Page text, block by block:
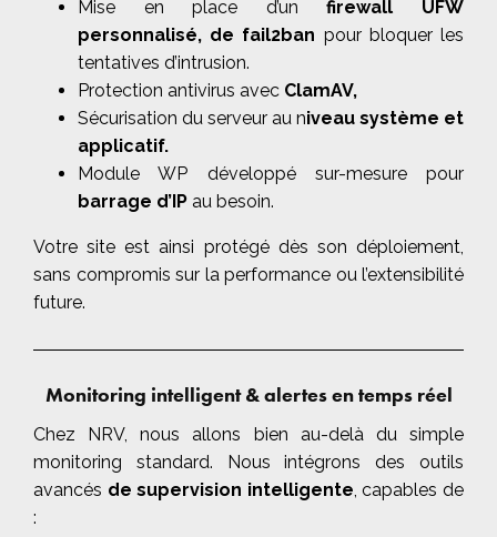
Mise en place d’un firewall UFW
personnalisé, de fail2ban pour bloquer les
tentatives d’intrusion.
Protection antivirus avec ClamAV,
Sécurisation du serveur au niveau système et
applicatif.
Module WP développé sur-mesure pour
barrage d’IP au besoin.
Votre site est ainsi protégé dès son déploiement,
sans compromis sur la performance ou l’extensibilité
future.
Monitoring intelligent & alertes en temps réel
Chez NRV, nous allons bien au-delà du simple
monitoring standard. Nous intégrons des outils
avancés de supervision intelligente, capables de
: